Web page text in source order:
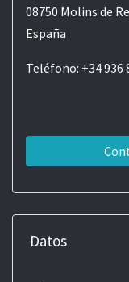
08750 Molins de
España
Teléfono: +34 936
Datos